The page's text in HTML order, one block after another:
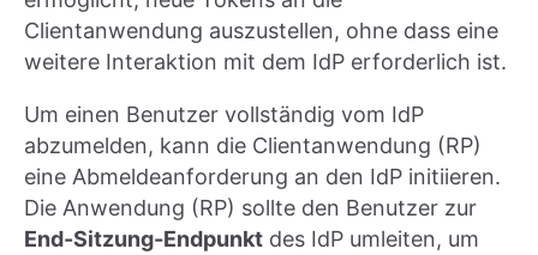
Clientanwendung auszustellen, ohne dass eine
weitere Interaktion mit dem IdP erforderlich ist.
Um einen Benutzer vollständig vom IdP
abzumelden, kann die Clientanwendung (RP)
eine Abmeldeanforderung an den IdP initiieren.
Die Anwendung (RP) sollte den Benutzer zur
End-Sitzung-Endpunkt des IdP umleiten, um